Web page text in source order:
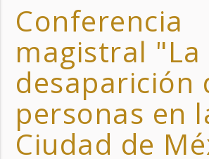
Conferencia
magistral "La
desaparición
personas en
Ciudad de